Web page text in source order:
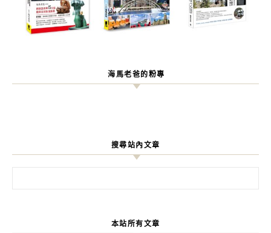
海馬老爸的粉專
搜尋站內文章
本站所有文章